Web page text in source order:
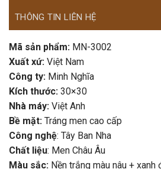
THÔNG TIN LIÊN HỆ
Mã sản phẩm: MN-3002
Xuất xứ: Việt Nam
Công ty: Minh Nghĩa
Kích thước: 30×30
Nhà máy: Việt Anh
Bề mặt: Tráng men cao cấp
Công nghệ: Tây Ban Nha
Chất liệu: Men Châu Âu
Màu sắc: Nền trắng màu nâu + xanh